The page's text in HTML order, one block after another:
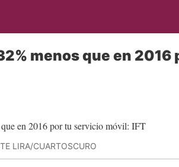
menos que en
LIRA/CUARTOSCURO